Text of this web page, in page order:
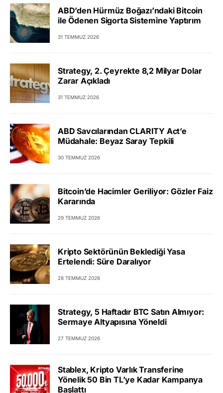
ABD’den Hürmüz Boğazı’ndaki Bitcoin
ile Ödenen Sigorta Sistemine Yaptırım
31 TEMMUZ 2026
Strategy, 2. Çeyrekte 8,2 Milyar Dolar
Zarar Açıkladı
31 TEMMUZ 2026
ABD Savcılarından CLARITY Act’e
Müdahale: Beyaz Saray Tepkili
30 TEMMUZ 2026
Bitcoin’de Hacimler Geriliyor: Gözler Faiz
Kararında
29 TEMMUZ 2026
Kripto Sektörünün Beklediği Yasa
Ertelendi: Süre Daralıyor
28 TEMMUZ 2026
Strategy, 5 Haftadır BTC Satın Almıyor:
Sermaye Altyapısına Yöneldi
27 TEMMUZ 2026
Stablex, Kripto Varlık Transferine
Yönelik 50 Bin TL’ye Kadar Kampanya
Başlattı